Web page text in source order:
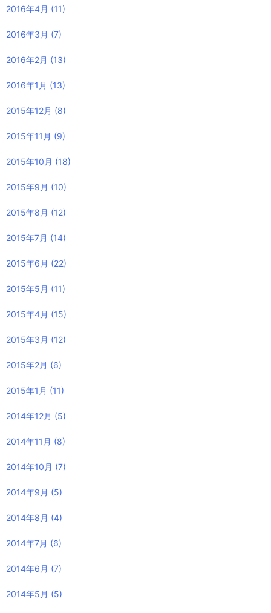
2016年4月 (11)
2016年3月 (7)
2016年2月 (13)
2016年1月 (13)
2015年12月 (8)
2015年11月 (9)
2015年10月 (18)
2015年9月 (10)
2015年8月 (12)
2015年7月 (14)
2015年6月 (22)
2015年5月 (11)
2015年4月 (15)
2015年3月 (12)
2015年2月 (6)
2015年1月 (11)
2014年12月 (5)
2014年11月 (8)
2014年10月 (7)
2014年9月 (5)
2014年8月 (4)
2014年7月 (6)
2014年6月 (7)
2014年5月 (5)